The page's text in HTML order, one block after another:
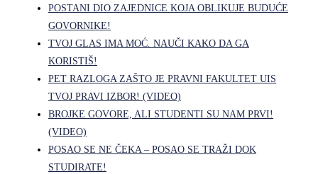
POSTANI DIO ZAJEDNICE KOJA OBLIKUJE BUDUĆE
GOVORNIKE!
TVOJ GLAS IMA MOĆ. NAUČI KAKO DA GA
KORISTIŠ!
PET RAZLOGA ZAŠTO JE PRAVNI FAKULTET UIS
TVOJ PRAVI IZBOR! (VIDEO)
BROJKE GOVORE, ALI STUDENTI SU NAM PRVI!
(VIDEO)
POSAO SE NE ČEKA – POSAO SE TRAŽI DOK
STUDIRATE!